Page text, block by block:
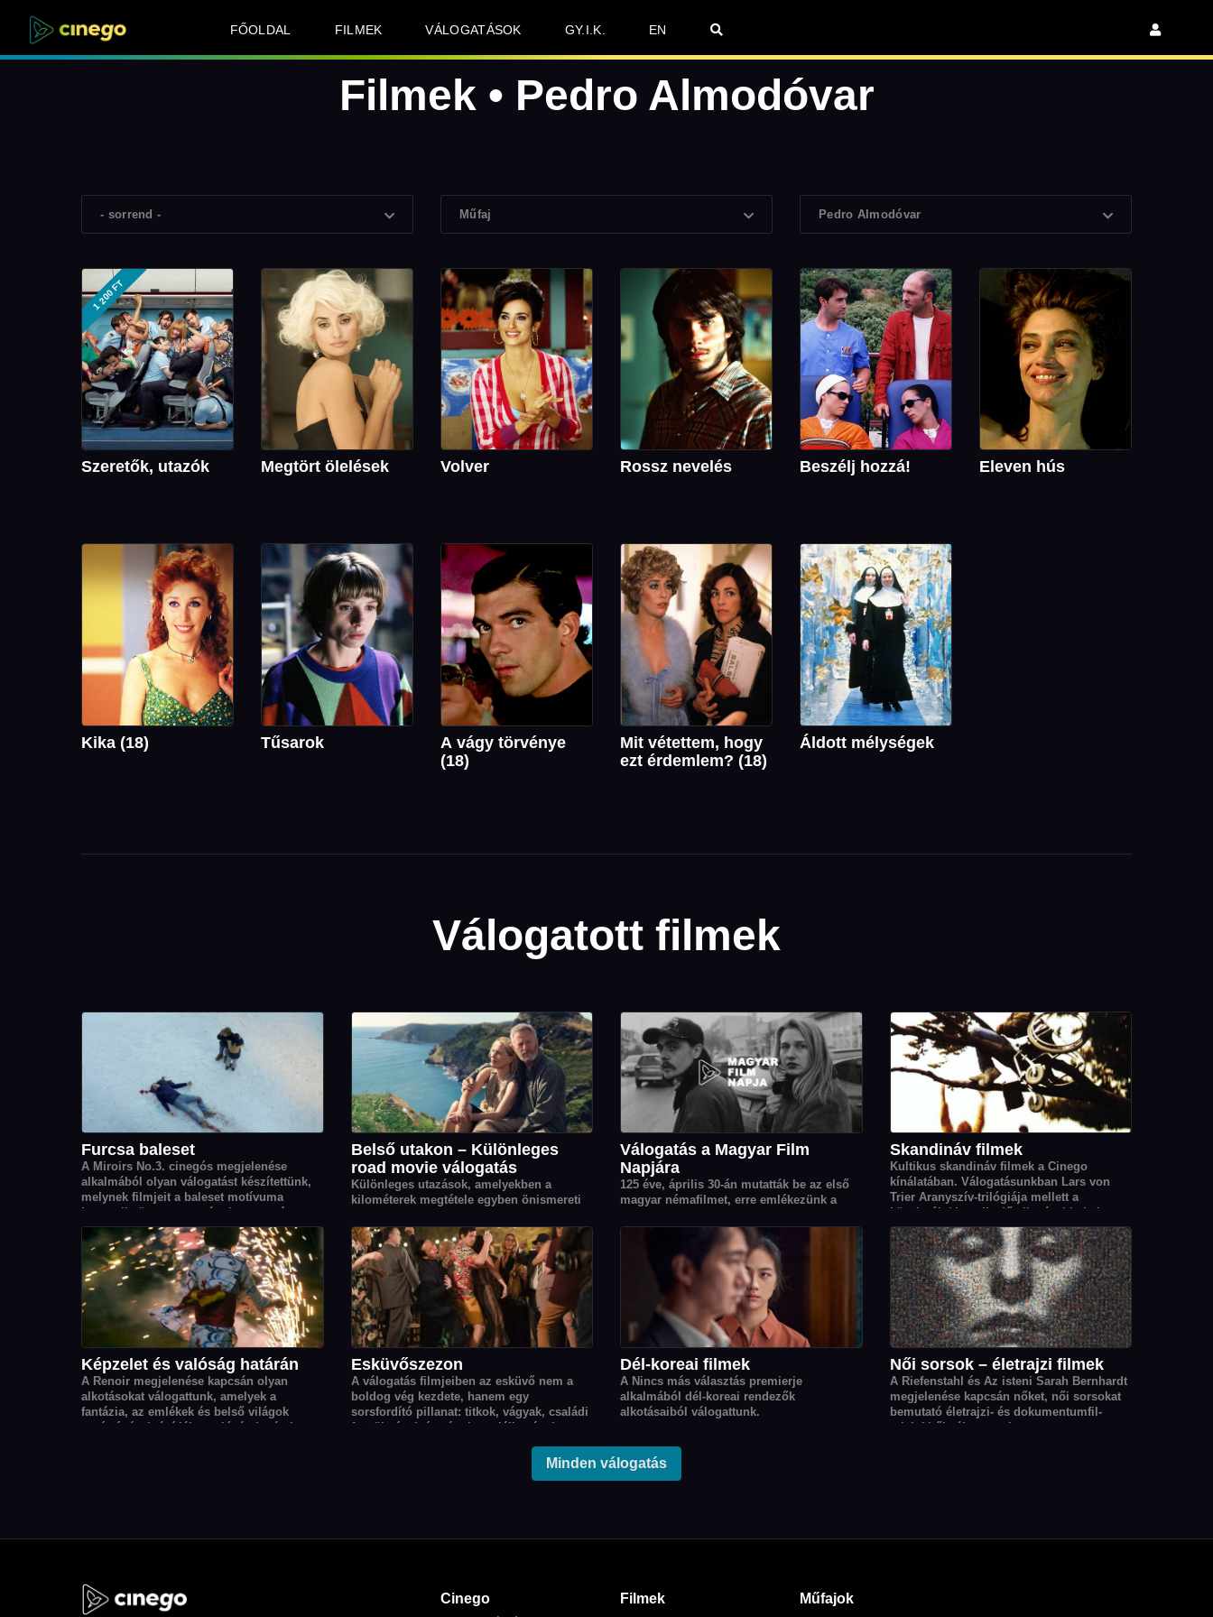
FŐOLDAL FILMEK VÁLOGATÁSOK GY.I.K. EN
Filmek • Pedro Almodóvar
- sorrend - Műfaj Pedro Almodóvar
1 200 FT
Szeretők, utazók Megtört ölelések Volver Rossz nevelés Beszélj hozzá! Eleven hús
Kika (18) Tűsarok
A vágy törvénye
(18)
Mit vétettem, hogy
ezt érdemlem? (18)
Áldott mélységek
Válogatott filmek
Furcsa baleset
A Miroirs No.3. cinegós megjelenése
alkalmából olyan válogatást készítettünk,
melynek filmjeit a baleset motívuma
kapcsolja össze: egy váratlan esemény,
amely mindent megváltoztat.
Belső utakon – Különleges
road movie válogatás
Különleges utazások, amelyekben a
kilométerek megtétele egyben önismereti
kortárs road movie-kból.
Válogatás a Magyar Film
Napjára
125 éve, április 30-án mutatták be az első
magyar némafilmet, erre emlékezünk a
12 magyar filmet gyűjtöttünk össze nektek,
a válogatásban Simonyi Balázs Kékkör
című, tíz részes országjáró sorozata is
helyet kapott.
Skandináv filmek
Kultikus skandináv filmek a Cinego
kínálatában. Válogatásunkban Lars von
Trier Aranyszív-trilógiája mellett a
közelmúlt kiemelkedő alkotásai is helyet
kaptak, köztük Joachim Trier Oscar-díjas
Érzelmi érték című filmje.
Képzelet és valóság határán
A Renoir megjelenése kapcsán olyan
alkotásokat válogattunk, amelyek a
fantázia, az emlékek és belső világok
segítségével tágítják a valóság határait.
Esküvőszezon
A válogatás filmjeiben az esküvő nem a
boldog vég kezdete, hanem egy
sorsfordító pillanat: titkok, vágyak, családi
feszültségek és váratlan találkozások
Dél-koreai filmek
A Nincs más választás premierje
alkalmából dél-koreai rendezők
alkotásaiból válogattunk.
Női sorsok – életrajzi filmek
A Riefenstahl és Az isteni Sarah Bernhardt
megjelenése kapcsán nőket, női sorsokat
bemutató életrajzi- és dokumentumfil­
mjeinkből válogattunk.
Minden válogatás
Cinego Filmek Műfajok